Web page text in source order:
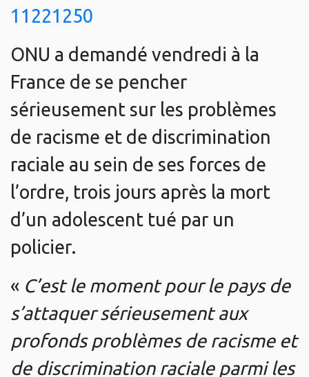
11221250
ONU a demandé vendredi à la
France de se pencher
sérieusement sur les problèmes
de racisme et de discrimination
raciale au sein de ses forces de
l’ordre, trois jours après la mort
d’un adolescent tué par un
policier.
« C’est le moment pour le pays de
s’attaquer sérieusement aux
profonds problèmes de racisme et
de discrimination raciale parmi les